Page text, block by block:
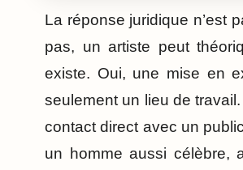
La réponse juridique n’est
pas, un artiste peut
existe. Oui, une mise en
seulement un lieu de
contact direct avec un
un homme aussi célèbre,